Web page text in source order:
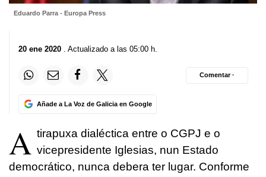
Eduardo Parra - Europa Press
20 ene 2020 . Actualizado a las 05:00 h.
Añade a La Voz de Galicia en Google
Comentar ·
A tirapuxa dialéctica entre o CGPJ e o
vicepresidente Iglesias, nun Estado
democrático, nunca debera ter lugar. Conforme